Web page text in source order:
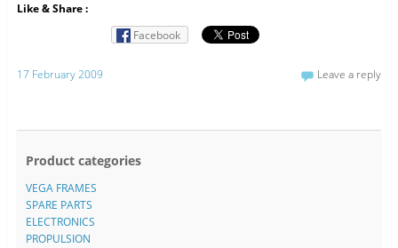
Like & Share :
Facebook
17 February 2009 Leave a reply
Product categories
VEGA FRAMES
SPARE PARTS
ELECTRONICS
PROPULSION